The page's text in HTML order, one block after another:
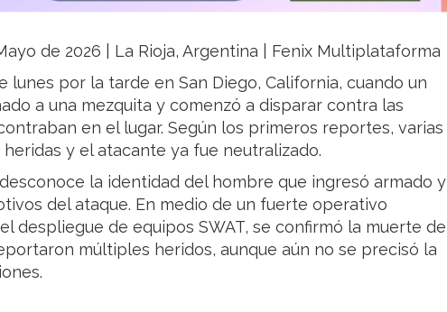
de 2026 | La Rioja, Argentina | Fenix Multiplataforma
lunes por la tarde en San Diego, California, cuando un
a una mezquita y comenzó a disparar contra las
en el lugar. Según los primeros reportes, varias
y el atacante ya fue neutralizado.
la identidad del hombre que ingresó armado y
del ataque. En medio de un fuerte operativo
despliegue de equipos SWAT, se confirmó la muerte de
múltiples heridos, aunque aún no se precisó la